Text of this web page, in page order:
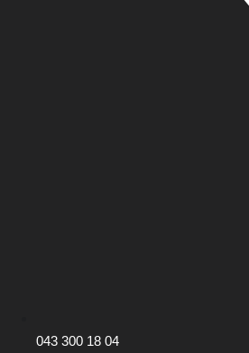
043 300 18 04